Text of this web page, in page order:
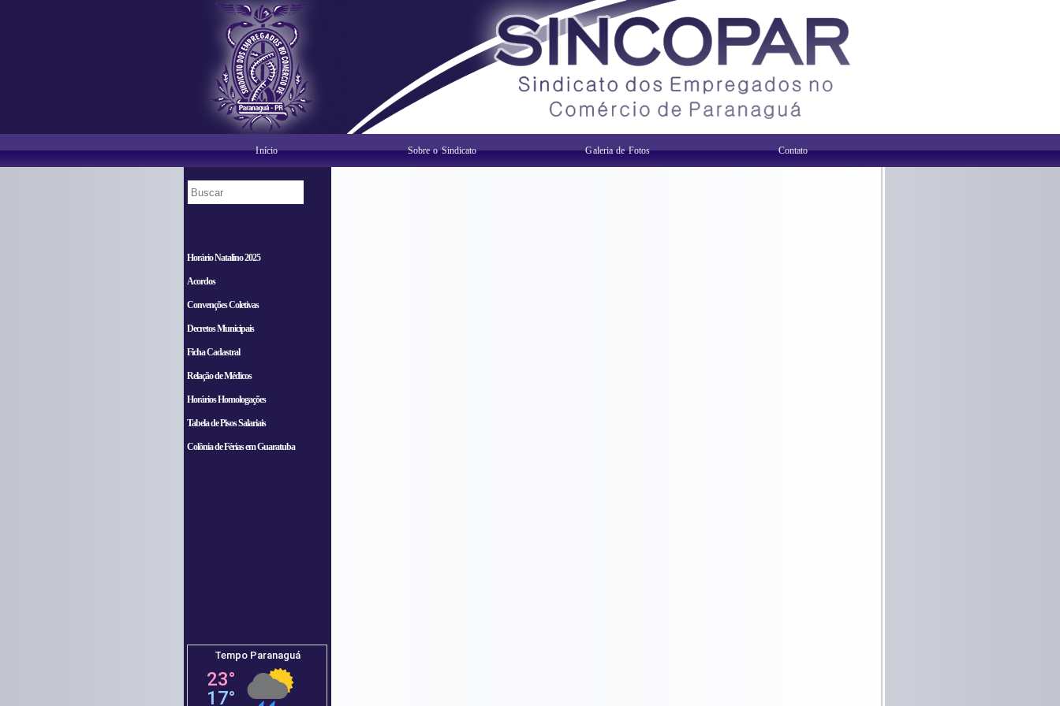
Início Sobre o Sindicato Galeria de Fotos Contato
Horário Natalino 2025
Acordos
Convenções Coletivas
Decretos Municipais
Ficha Cadastral
Relação de Médicos
Horários Homologações
Tabela de Pisos Salariais
Colônia de Férias em Guaratuba